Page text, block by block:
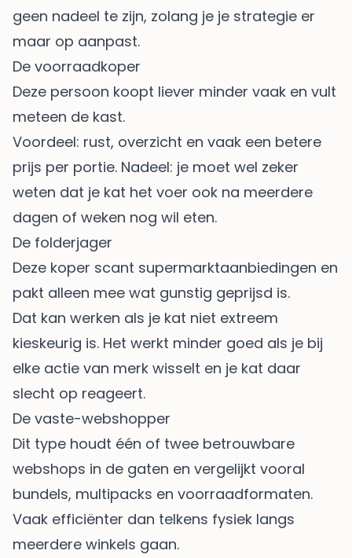
geen nadeel te zijn, zolang je je strategie er
maar op aanpast.
De voorraadkoper
Deze persoon koopt liever minder vaak en vult
meteen de kast.
Voordeel: rust, overzicht en vaak een betere
prijs per portie. Nadeel: je moet wel zeker
weten dat je kat het voer ook na meerdere
dagen of weken nog wil eten.
De folderjager
Deze koper scant supermarktaanbiedingen en
pakt alleen mee wat gunstig geprijsd is.
Dat kan werken als je kat niet extreem
kieskeurig is. Het werkt minder goed als je bij
elke actie van merk wisselt en je kat daar
slecht op reageert.
De vaste-webshopper
Dit type houdt één of twee betrouwbare
webshops in de gaten en vergelijkt vooral
bundels, multipacks en voorraadformaten.
Vaak efficiënter dan telkens fysiek langs
meerdere winkels gaan.